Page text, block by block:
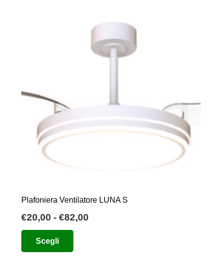
Plafoniera Ventilatore LUNA S
€20,00 - €82,00
Scegli